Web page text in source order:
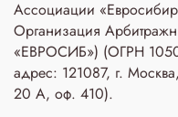
Ассоциации
Организация
«ЕВРОСИБ») (ОГРН
адрес: 121087, г.
20 А, оф. 410).